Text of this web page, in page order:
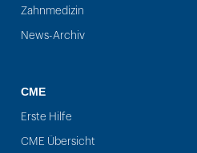
Zahnmedizin
News-Archiv
CME
Erste Hilfe
CME Übersicht